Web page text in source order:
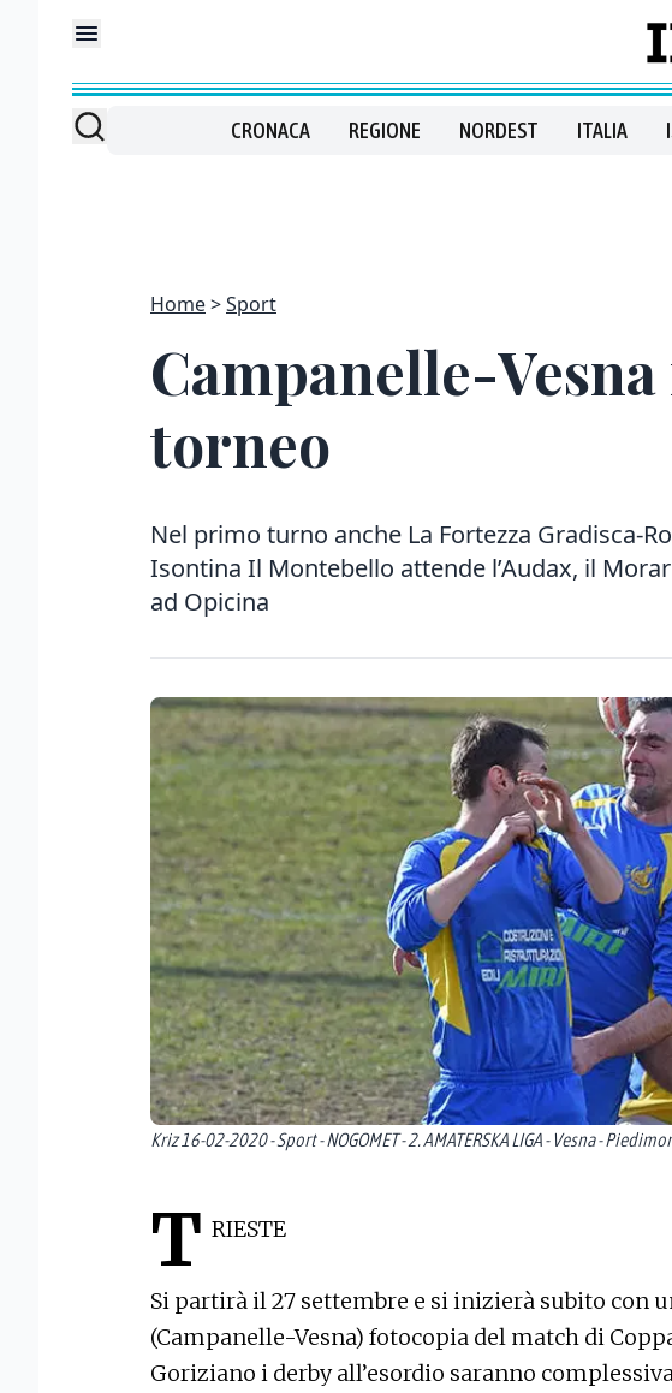
CRONACA REGIONE NORDEST ITALIA
Home Sport
Campanelle-
torneo
Nel primo turno anche La Fortezza Gradisca-
Isontina Il Montebello attende l’Audax, il
ad Opicina
Kriz 16-02-2020 - Sport - NOGOMET - 2. AMATERSKA LIGA - Vesna -
T RIESTE
Si partirà il 27 settembre e si inizierà subito con
(Campanelle-Vesna) fotocopia del match di
Goriziano i derby all’esordio saranno